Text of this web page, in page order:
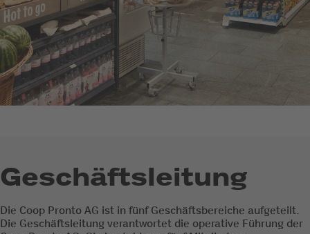
Geschäftsleitung
Die Coop Pronto AG ist in fünf Geschäftsbereiche aufgeteilt.
Die Geschäftsleitung verantwortet die operative Führung der